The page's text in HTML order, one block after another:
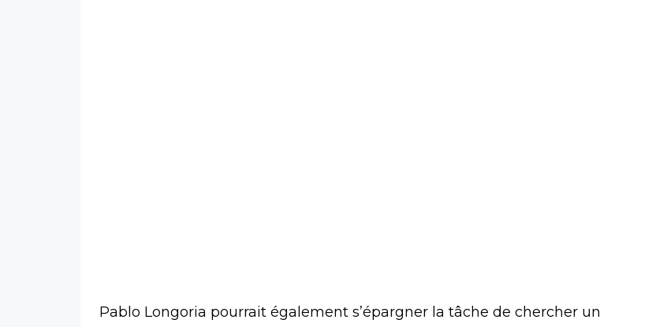
Pablo Longoria pourrait également s’épargner la tâche de chercher un